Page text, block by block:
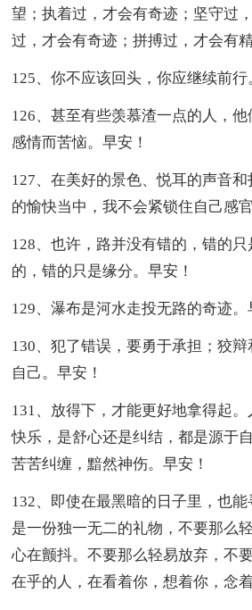
望；执着过，才会有奇迹；坚守过
过，才会有奇迹；拼搏过，才会有
125、你不应该回头，你应继续前行
126、甚至有些羡慕渣一点的人，
感情而苦恼。早安！
127、在美好的景色、悦耳的声音
的愉快当中，我不会紧锁住自己感
128、也许，路并没有错的，错的
的，错的只是缘分。早安！
129、瀑布是河水走投无路的奇迹。
130、犯了错误，要勇于承担；狡
自己。早安！
131、放得下，才能更好地拿得起
快乐，是舒心还是纠结，都是源于
苦苦纠缠，黯然神伤。早安！
132、即使在最黑暗的日子里，也
是一份独一无二的礼物，不要那么
心在颤抖。不要那么轻易放弃，不
在乎的人，在看着你，想着你，念